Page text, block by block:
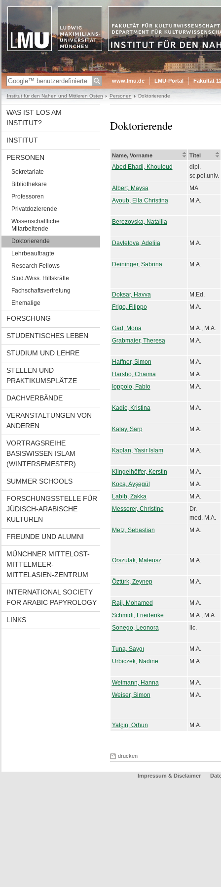
www.lmu.de LMU-Portal Fakultät
Institut für den Nahen und Mittleren Osten Personen Doktorierende
WAS IST LOS AM
INSTITUT?
INSTITUT
PERSONEN
Sekretariate
Bibliothekare
Professoren
Privatdozierende
Wissenschaftliche
Mitarbeitende
Doktorierende
Lehrbeauftragte
Research Fellows
Stud./Wiss. Hilfskräfte
Fachschaftsvertretung
Ehemalige
FORSCHUNG
STUDENTISCHES LEBEN
STUDIUM UND LEHRE
STELLEN UND
PRAKTIKUMSPLÄTZE
DACHVERBÄNDE
VERANSTALTUNGEN VON
ANDEREN
VORTRAGSREIHE
BASISWISSEN ISLAM
(WINTERSEMESTER)
SUMMER SCHOOLS
FORSCHUNGSSTELLE FÜR
JÜDISCH-ARABISCHE
KULTUREN
FREUNDE UND ALUMNI
MÜNCHNER MITTELOST-
MITTELMEER-
MITTELASIEN-ZENTRUM
INTERNATIONAL SOCIETY
FOR ARABIC PAPYROLOGY
LINKS
Doktorierende
Name, Vorname Titel
Abed Ehadi, Khouloud
dipl.
sc.pol.univ.
Albert, Maysa
MA
Ayoub, Ella Christina
M.A.
Berezovska, Nataliia
Davletova, Adeliia M.A.
Deininger, Sabrina M.A.
Doksar, Havva
M.Ed.
Frigo, Filippo
M.A.
Gad, Mona
M.A., M.A.
Grabmaier, Theresa
M.A.
Haffner, Simon
M.A.
Harsho, Chaima
M.A.
Ioppolo, Fabio
M.A.
Kadic, Kristina M.A.
Kalay, Sarp M.A.
Kaplan, Yasir Islam M.A.
Klingelhöffer, Kerstin
M.A.
Koca, Ayşegül
M.A.
Labib, Zakka
M.A.
Messerer, Christine
Dr.
med. M.A.
Metz, Sebastian
M.A.
Orszulak, Mateusz M.A.
Öztürk, Zeynep M.A.
Raji, Mohamed
M.A.
Schmidt, Friederike
M.A., M.A.
Sonego, Leonora
lic.
Tuna, Saygı
M.A.
Urbiczek, Nadine
M.A.
Weimann, Hanna
M.A.
Weiser, Simon
M.A.
Yalçın, Orhun M.A.
drucken
Impressum & Disclaimer